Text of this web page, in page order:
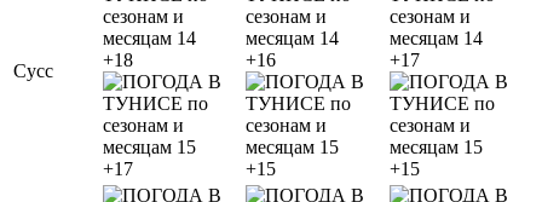
Сусс
+18
+17
+16
+15
+17
+15